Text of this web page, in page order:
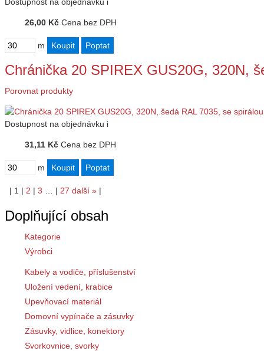
26,00 Kč Cena bez DPH
m
Chránička 20 SPIREX GUS20G, 320N,
Porovnat produkty
Dostupnost na objednávku i
31,11 Kč Cena bez DPH
m
| 1 | 2 | 3 | 27 další » |
Doplňující obsah
Kategorie
Výrobci
Kabely a vodiče, příslušenství
Uložení vedení, krabice
Upevňovací materiál
Domovní vypínače a zásuvky
Zásuvky, vidlice, konektory
Svorkovnice, svorky